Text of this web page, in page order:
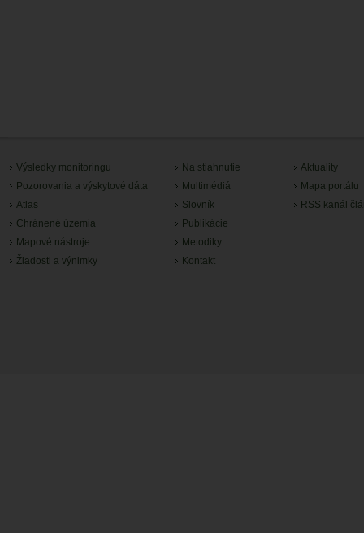
Výsledky monitoringu
Pozorovania a výskytové dáta
Atlas
Chránené územia
Mapové nástroje
Žiadosti a výnimky
Na stiahnutie
Multimédiá
Slovník
Publikácie
Metodiky
Kontakt
Aktuality
Mapa portálu
RSS kanál